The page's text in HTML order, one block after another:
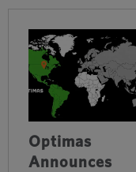
Optimas
Announces